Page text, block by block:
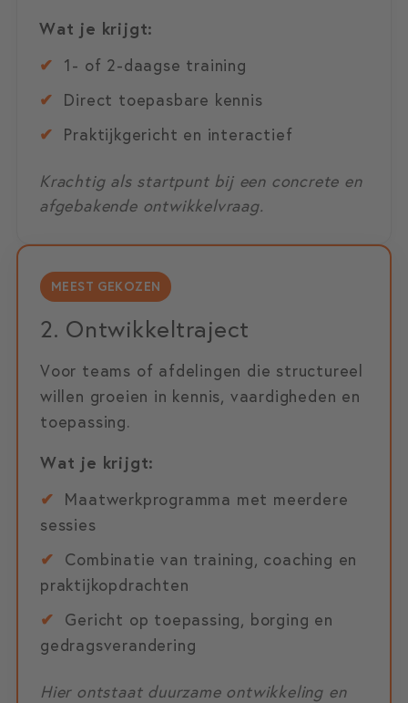
Wat je krijgt:
✔ 1- of 2-daagse training
✔ Direct toepasbare kennis
✔ Praktijkgericht en interactief
Krachtig als startpunt bij een concrete en
afgebakende ontwikkelvraag.
MEEST GEKOZEN
2. Ontwikkeltraject
Voor teams of afdelingen die structureel
willen groeien in kennis, vaardigheden en
toepassing.
Wat je krijgt:
✔ Maatwerkprogramma met meerdere
sessies
✔ Combinatie van training, coaching en
praktijkopdrachten
✔ Gericht op toepassing, borging en
gedragsverandering
Hier ontstaat duurzame ontwikkeling en